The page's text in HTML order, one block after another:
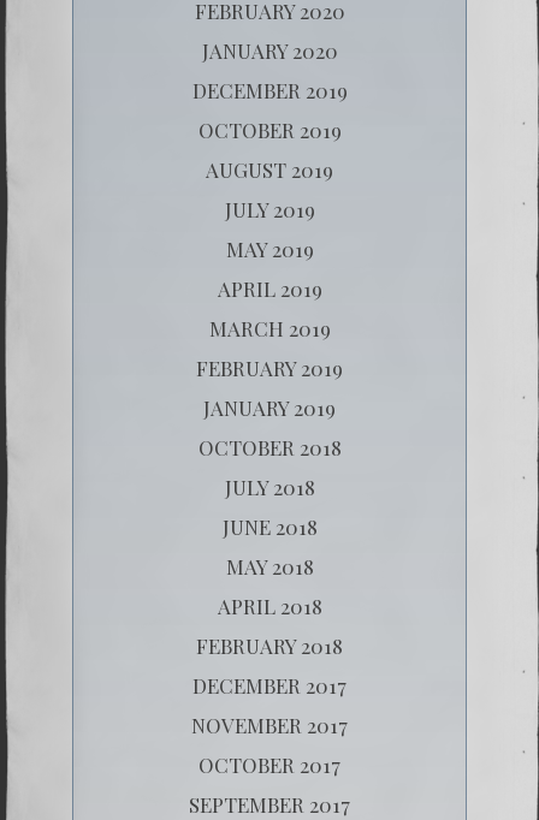
FEBRUARY 2020
JANUARY 2020
DECEMBER 2019
OCTOBER 2019
AUGUST 2019
JULY 2019
MAY 2019
APRIL 2019
MARCH 2019
FEBRUARY 2019
JANUARY 2019
OCTOBER 2018
JULY 2018
JUNE 2018
MAY 2018
APRIL 2018
FEBRUARY 2018
DECEMBER 2017
NOVEMBER 2017
OCTOBER 2017
SEPTEMBER 2017